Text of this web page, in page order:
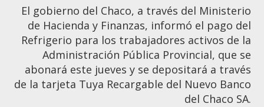
El gobierno del Chaco, a través del Ministerio
de Hacienda y Finanzas, informó el pago del
Refrigerio para los trabajadores activos de la
Administración Pública Provincial, que se
abonará este jueves y se depositará a través
de la tarjeta Tuya Recargable del Nuevo Banco
del Chaco SA.